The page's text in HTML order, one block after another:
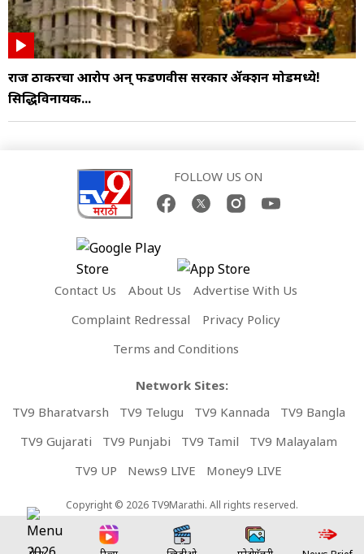
राज ठाकरेंचा आरोप अन् फडणवीस सरकार ॲक्शन मोडमध्ये!
सिद्धिविनायक...
FOLLOW US ON
Contact Us About Us
Advertise With Us
Complaint Redressal
Privacy Policy
Terms and Conditions
Network Sites:
TV9 Bharatvarsh
TV9 Telugu TV9 Kannada
TV9 Bangla
TV9 Gujarati
TV9 Punjabi TV9 Tamil
TV9 Malayalam
TV9 UP
News9 LIVE Money9 LIVE
Copyright © 2026 TV9Marathi. All rights reserved.